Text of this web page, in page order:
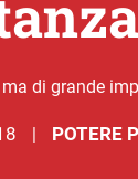
di grande
| POTERE